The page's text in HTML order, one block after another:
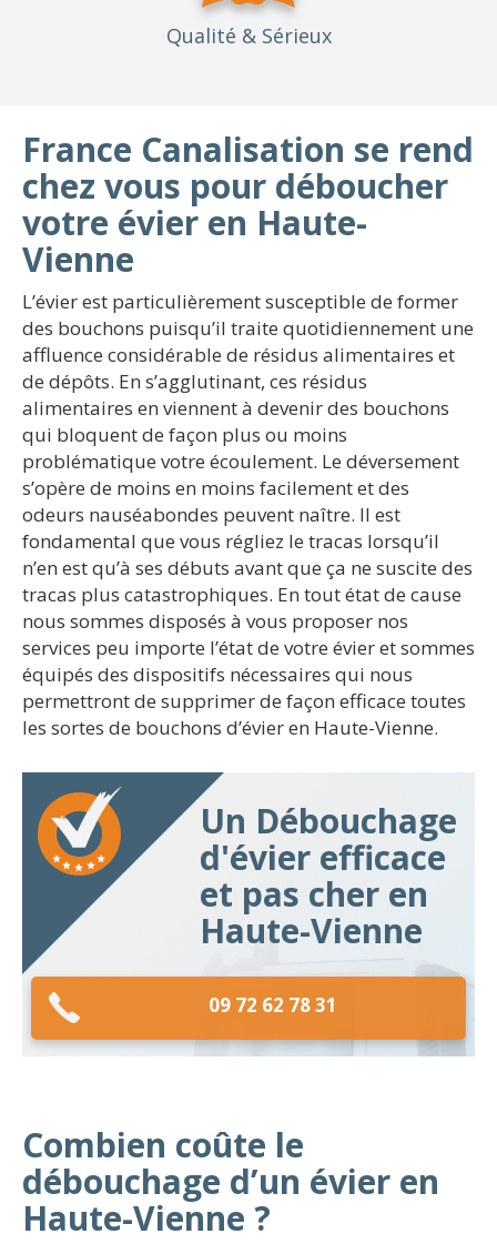
Qualité & Sérieux
France Canalisation se rend
chez vous pour déboucher
votre évier en Haute-
Vienne
L’évier est particulièrement susceptible de former
des bouchons puisqu’il traite quotidiennement une
affluence considérable de résidus alimentaires et
de dépôts. En s’agglutinant, ces résidus
alimentaires en viennent à devenir des bouchons
qui bloquent de façon plus ou moins
problématique votre écoulement. Le déversement
s’opère de moins en moins facilement et des
odeurs nauséabondes peuvent naître. Il est
fondamental que vous régliez le tracas lorsqu’il
n’en est qu’à ses débuts avant que ça ne suscite des
tracas plus catastrophiques. En tout état de cause
nous sommes disposés à vous proposer nos
services peu importe l’état de votre évier et sommes
équipés des dispositifs nécessaires qui nous
permettront de supprimer de façon efficace toutes
les sortes de bouchons d’évier en Haute-Vienne.
Un Débouchage
d'évier efficace
et pas cher en
Haute-Vienne
09 72 62 78 31
Combien coûte le
débouchage d’un évier en
Haute-Vienne ?